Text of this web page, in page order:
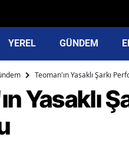
YEREL GÜNDEM
Teoman'ın Yasaklı Şarkı
Yasaklı